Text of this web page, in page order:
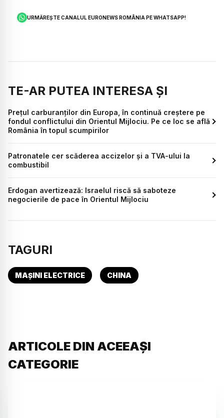
URMĂREȘTE CANALUL EURONEWS ROMÂNIA PE WHATSAPP!
TE-AR PUTEA INTERESA ȘI
Prețul carburanților din Europa, în continuă creștere pe
fondul conflictului din Orientul Mijlociu. Pe ce loc se află
România în topul scumpirilor
Patronatele cer scăderea accizelor și a TVA-ului la
combustibil
Erdogan avertizează: Israelul riscă să saboteze
negocierile de pace în Orientul Mijlociu
TAGURI
MAȘINI ELECTRICE CHINA
ARTICOLE DIN ACEEAȘI
CATEGORIE